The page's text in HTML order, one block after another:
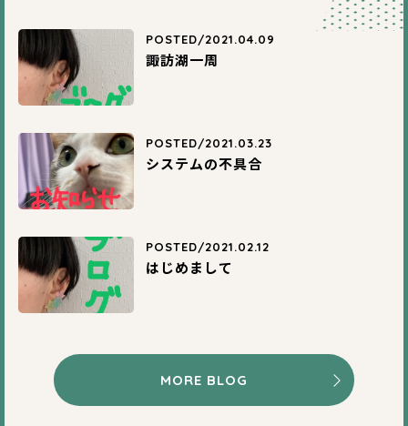
POSTED/2021.04.09
諏訪湖一周
POSTED/2021.03.23
システムの不具合
POSTED/2021.02.12
はじめまして
MORE BLOG